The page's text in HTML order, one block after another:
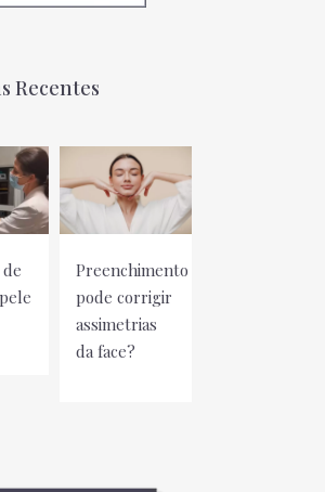
Recentes
Preenchimento
pode corrigir
assimetrias
da face?